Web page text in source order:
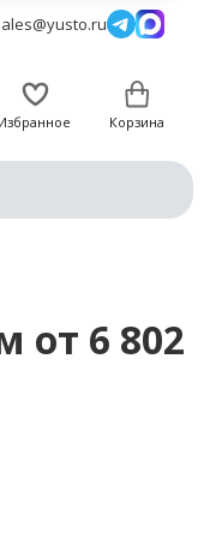
Избранное Корзина
от 6 802